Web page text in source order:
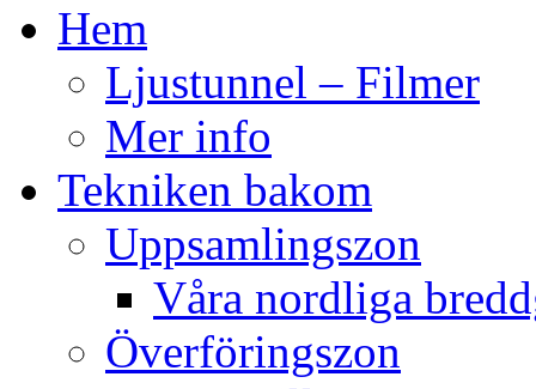
Hem
Ljustunnel – Filmer
Mer info
Tekniken bakom
Uppsamlingszon
Våra nordliga
Överföringszon